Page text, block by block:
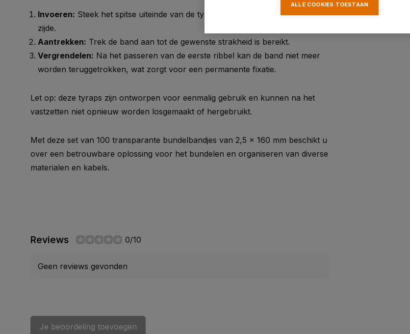
Invoeren: Steek het spitse uiteinde van de tyrap in het gat aan de andere
zijde.
Aantrekken: Trek de band aan tot de gewenste strakheid is bereikt.
Vergrendelen: Na het passeren van de eerste ribbel kan de band niet meer
worden teruggetrokken, wat zorgt voor een permanente fixatie.
Let op: deze tyraps zijn ontworpen voor eenmalig gebruik en kunnen na het
vastzetten niet opnieuw worden losgemaakt of hergebruikt.
Met deze set van 100 transparante bundelbandjes van 2,5 x 160 mm beschikt u
over een betrouwbare oplossing voor het bundelen en organiseren van diverse
materialen en kabels.
Reviews 0/10
Geen reviews gevonden
Je beoordeling toevoegen
ALLE COOKIES TOESTAAN